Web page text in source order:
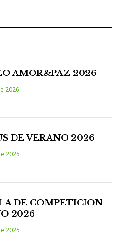
AMOR&PAZ 2026
2026
DE VERANO 2026
2026
DE COMPETICION
2026
2026